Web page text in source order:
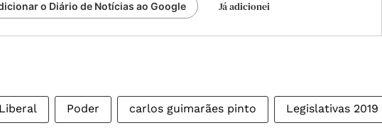
o Diário de Notícias ao Google Já adicionei
Poder carlos guimarães pinto Legislativas 2019